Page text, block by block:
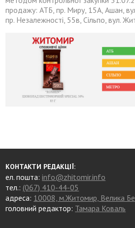
продажу: АТБ, пр. Миру, 15А, Ашан,
пр. Незалежності, 55в, Сільпо, вул.
КОНТАКТИ РЕДАКЦІЇ:
ел. пошта:info@zhitomir.info
тел.: (067) 410-44-05
адреса: 10008, м.Житомир, Велика
головний редактор: Тамара Коваль